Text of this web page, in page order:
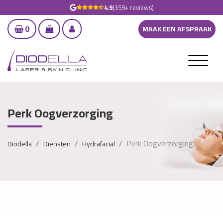
4.9(359+ reviews)
0 MAAK EEN AFSPRAAK
Perk Oogverzorging
Diodella Diensten Hydrafacial Perk Oogverzorging